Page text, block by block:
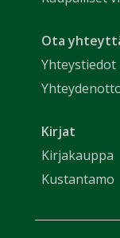
Ota
Yhteystiedot
Kirjat
Kirjakauppa
Kustantamo